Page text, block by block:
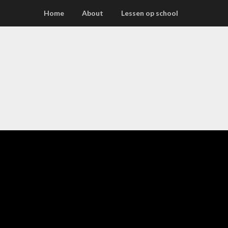
Home About Lessen op school